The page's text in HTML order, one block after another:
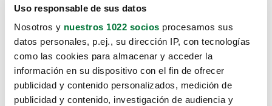
Uso responsable de sus datos
Nosotros y nuestros 1022 socios procesamos sus
datos personales, p.ej., su dirección IP, con tecnologías
como las cookies para almacenar y acceder la
información en su dispositivo con el fin de ofrecer
publicidad y contenido personalizados, medición de
publicidad y contenido, investigación de audiencia y
Lo sentimos, no sabemos como
te hemos traido hasta aquí.